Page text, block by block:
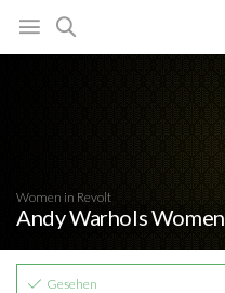
Women in Revolt
Andy Warhols Women
Gesehen